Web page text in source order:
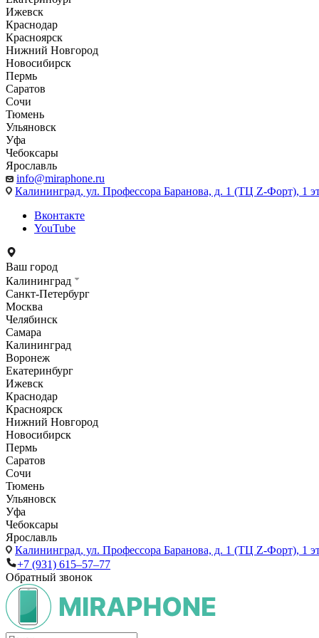
Ижевск
Краснодар
Красноярск
Нижний Новгород
Новосибирск
Пермь
Саратов
Сочи
Тюмень
Ульяновск
Уфа
Чебоксары
Ярославль
info@miraphone.ru
Калининград, ул. Профессора Баранова, д. 1 (ТЦ Z-Форт), 1
Вконтакте
YouTube
Ваш город
Калининград
Санкт-Петербург
Москва
Челябинск
Самара
Калининград
Воронеж
Екатеринбург
Ижевск
Краснодар
Красноярск
Нижний Новгород
Новосибирск
Пермь
Саратов
Сочи
Тюмень
Ульяновск
Уфа
Чебоксары
Ярославль
Калининград, ул. Профессора Баранова, д. 1 (ТЦ Z-Форт), 1
+7 (931) 615‒57‒77
Обратный звонок